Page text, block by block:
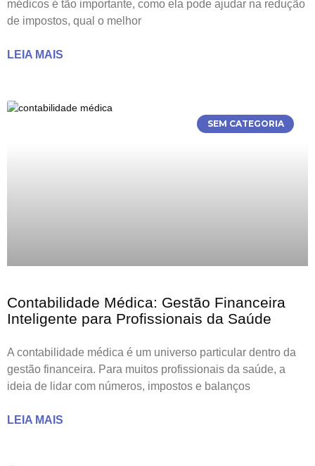
médicos é tão importante, como ela pode ajudar na redução
de impostos, qual o melhor
LEIA MAIS
SEM CATEGORIA
Contabilidade Médica: Gestão Financeira
Inteligente para Profissionais da Saúde
A contabilidade médica é um universo particular dentro da
gestão financeira. Para muitos profissionais da saúde, a
ideia de lidar com números, impostos e balanços
LEIA MAIS